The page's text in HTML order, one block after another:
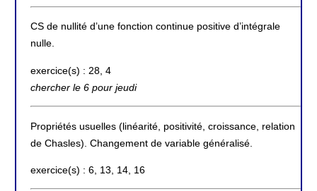
CS de nullité d’une fonction continue positive d’intégrale
nulle.
exercice(s) : 28, 4
chercher le 6 pour jeudi
Propriétés usuelles (linéarité, positivité, croissance, relation
de Chasles). Changement de variable généralisé.
exercice(s) : 6, 13, 14, 16